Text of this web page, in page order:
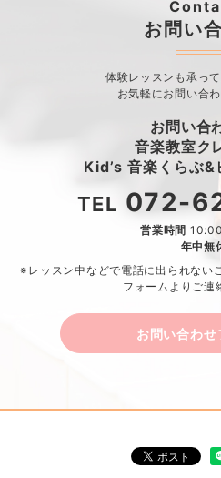
お問い
体験レッスンも承っ
お気軽にお問い合わ
お問い合
音楽教室ク
Kid’s 音楽くらぶ&
TEL 072-
営業時間
年中無
※レッスン中などで電話に出られない
フォームよりご連
お問い合わせ